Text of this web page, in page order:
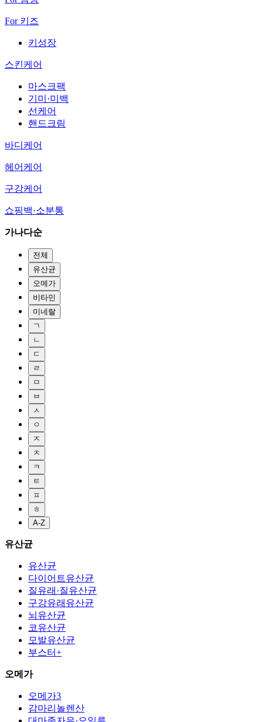
For 키즈
키성장
스킨케어
마스크팩
기미·미백
선케어
핸드크림
바디케어
헤어케어
구강케어
쇼핑백·소분통
가나다순
전체
유산균
오메가
비타민
미네랄
ㄱ
ㄴ
ㄷ
ㄹ
ㅁ
ㅂ
ㅅ
ㅇ
ㅈ
ㅊ
ㅋ
ㅌ
ㅍ
ㅎ
A-Z
유산균
유산균
다이어트유산균
질유래·질유산균
구강유래유산균
뇌유산균
코유산균
모발유산균
부스터+
오메가
오메가3
감마리놀렌산